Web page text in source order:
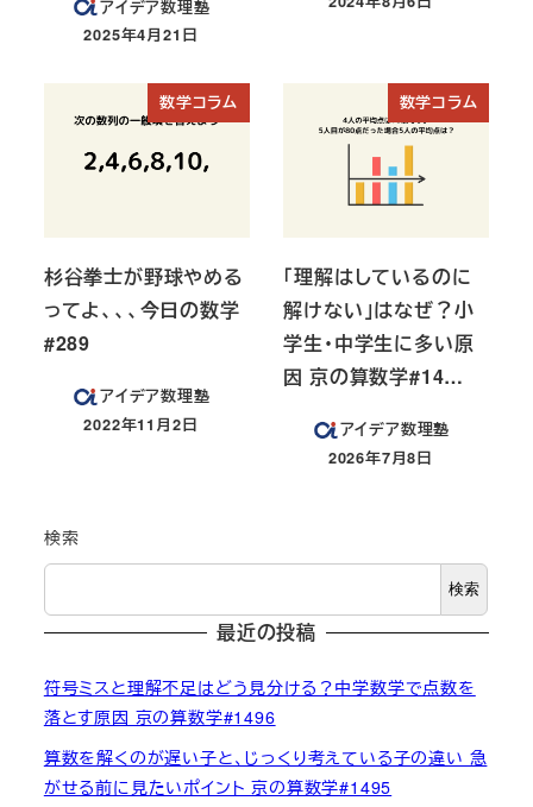
アイデア数理塾
投稿日
2025年4月21日
投稿日
数学コラム
杉谷拳士が野球やめる
ってよ、、、今日の数学
#289
アイデア数理塾
投稿日
2022年11月2日
数学コラム
「理解はしているのに
解けない」はなぜ？小
学生・中学生に多い原
因 京の算数学#14…
アイデア数理塾
投稿日
2026年7月8日
検索
検索
最近の投稿
符号ミスと理解不足はどう見分ける？中学数学で点数を
落とす原因 京の算数学#1496
算数を解くのが遅い子と、じっくり考えている子の違い 急
がせる前に見たいポイント 京の算数学#1495